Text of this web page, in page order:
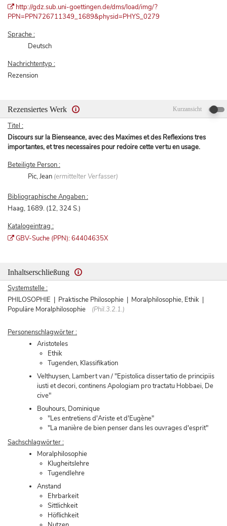
http://gdz.sub.uni-goettingen.de/dms/load/img/?
PPN=PPN726711349_1689&physid=PHYS_0279
Sprache :
Deutsch
Nachrichtentyp :
Rezension
Rezensiertes Werk Kurzansicht
Titel :
Discours sur la Bienseance, avec des Maximes et des Reflexions tres
importantes, et tres necessaires pour redoire cette vertu en usage.
Beteiligte Person :
Pic, Jean (ermittelter Verfasser)
Bibliographische Angaben :
Haag, 1689. (12, 324 S.)
Katalogeintrag :
GBV-Suche (PPN): 64404635X
Inhaltserschließung
Systemstelle :
PHILOSOPHIE | Praktische Philosophie | Moralphilosophie, Ethik |
Populäre Moralphilosophie
(Phil.3.2.1.)
Personenschlagwörter :
Aristoteles
Ethik
Tugenden, Klassifikation
Velthuysen, Lambert van / "Epistolica dissertatio de principiis
iusti et decori, continens Apologiam pro tractatu Hobbaei, De
cive"
Bouhours, Dominique
"Les entretiens d'Ariste et d'Eugène"
"La manière de bien penser dans les ouvrages d'esprit"
Sachschlagwörter :
Moralphilosophie
Klugheitslehre
Tugendlehre
Anstand
Ehrbarkeit
Sittlichkeit
Höflichkeit